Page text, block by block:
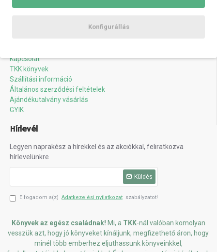
Kapcsolat
TKK könyvek
Szállítási információ
Általános szerződési feltételek
Ajándékutalvány vásárlás
GYIK
Hírlevél
Legyen naprakész a hírekkel és az akciókkal, feliratkozva
hírlevelünkre
Küldés
Elfogadom a(z) Adatkezelési nyilatkozat szabályzatot!
Könyvek az egész családnak! Mi, a TKK-nál valóban komolyan
vesszük azt, hogy jó könyveket kínáljunk, megfizethető áron, hogy
minél több emberhez eljuthassunk könyveinkkel,
Konfigurállás